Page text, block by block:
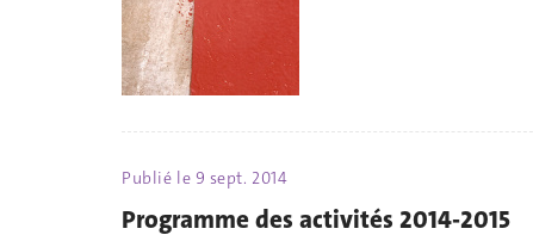
Publié le 9 sept. 2014
Programme des activités 2014-2015